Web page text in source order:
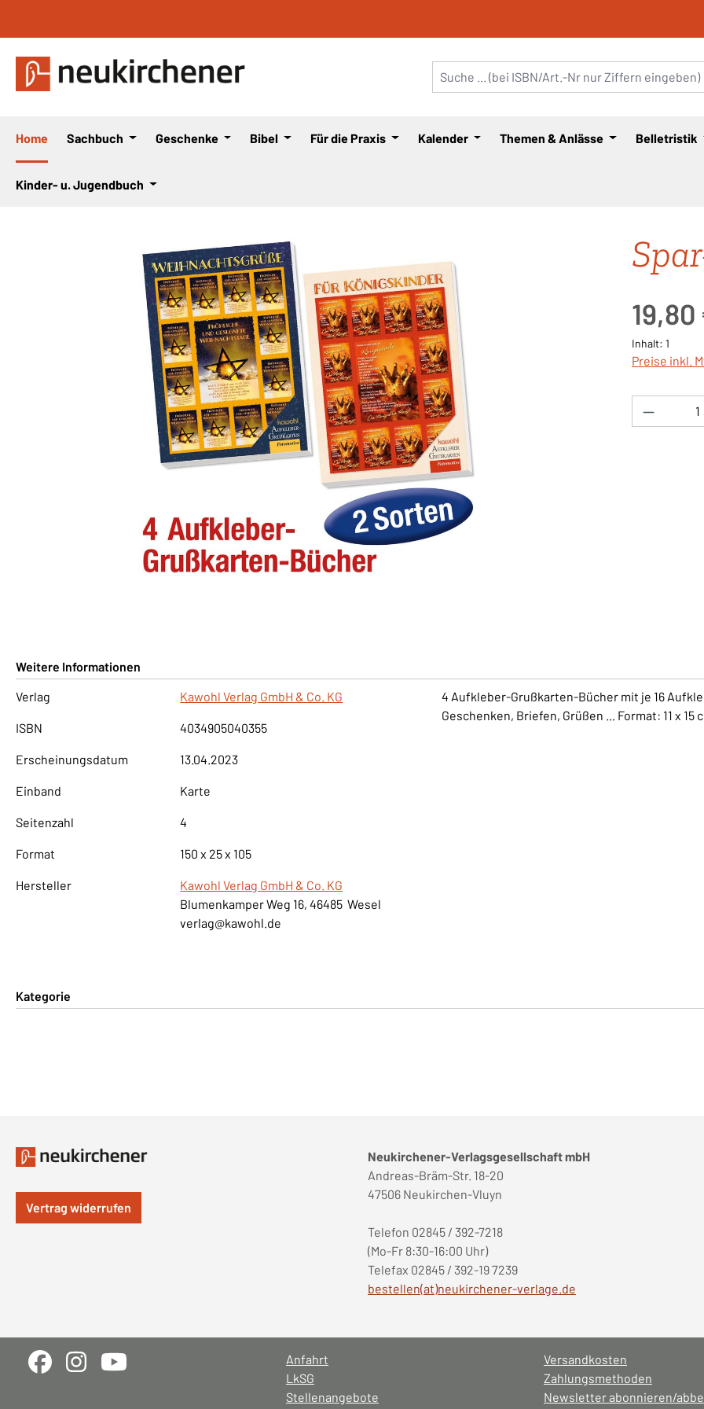
Home Sachbuch Geschenke Bibel Für die Praxis Kalender Themen & Anlässe Belletristik
Kinder- u. Jugendbuch
19,80
Inhalt: 1
Preise inkl.
Weitere Informationen
Verlag
Kawohl Verlag GmbH & Co. KG
ISBN 4034905040355
Erscheinungsdatum 13.04.2023
Einband Karte
Seitenzahl 4
Format 150 x 25 x 105
Hersteller
Kawohl Verlag GmbH & Co. KG
Blumenkamper Weg 16, 46485 Wesel
verlag@kawohl.de
4 Aufkleber-Grußkarten-Bücher mit je 16
Geschenken, Briefen, Grüßen ... Format: 11 x 15
Kategorie
Vertrag widerrufen
Neukirchener-Verlagsgesellschaft mbH
Andreas-Bräm-Str. 18-20
47506 Neukirchen-Vluyn
Telefon 02845 / 392-7218
(Mo-Fr 8:30-16:00 Uhr)
Telefax 02845 / 392-19 7239
bestellen(at)neukirchener-verlage.de
Anfahrt
LkSG
Stellenangebote
Versandkosten
Zahlungsmethoden
Newsletter abonnieren/